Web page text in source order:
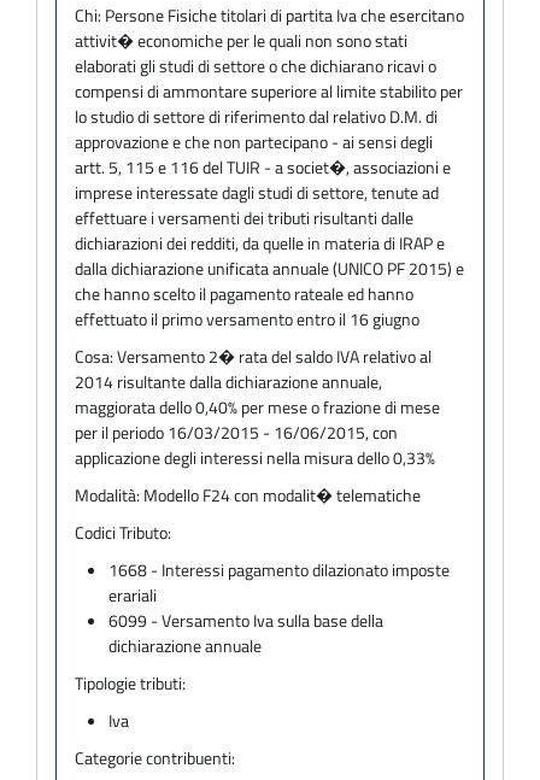
Chi: Persone Fisiche titolari di partita Iva che esercitano
attivit� economiche per le quali non sono stati
elaborati gli studi di settore o che dichiarano ricavi o
compensi di ammontare superiore al limite stabilito per
lo studio di settore di riferimento dal relativo D.M. di
approvazione e che non partecipano - ai sensi degli
artt. 5, 115 e 116 del TUIR - a societ�, associazioni e
imprese interessate dagli studi di settore, tenute ad
effettuare i versamenti dei tributi risultanti dalle
dichiarazioni dei redditi, da quelle in materia di IRAP e
dalla dichiarazione unificata annuale (UNICO PF 2015) e
che hanno scelto il pagamento rateale ed hanno
effettuato il primo versamento entro il 16 giugno
Cosa:Versamento 2� rata del saldo IVA relativo al
2014 risultante dalla dichiarazione annuale,
maggiorata dello 0,40% per mese o frazione di mese
per il periodo 16/03/2015 - 16/06/2015, con
applicazione degli interessi nella misura dello 0,33%
Modalità: Modello F24 con modalit� telematiche
Codici Tributo:
1668 - Interessi pagamento dilazionato imposte
erariali
6099 - Versamento Iva sulla base della
dichiarazione annuale
Tipologie tributi:
Iva
Categorie contribuenti: